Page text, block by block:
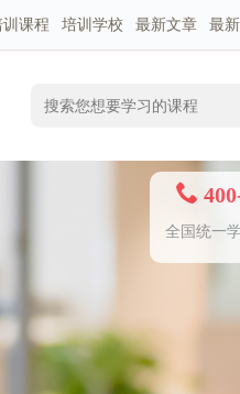
训课程 培训学校 最新文章 最
全国统一